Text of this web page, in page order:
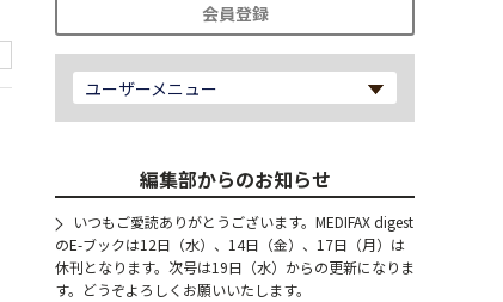
会員登録
ユーザーメニュー
編集部からのお知らせ
いつもご愛読ありがとうございます。MEDIFAX digest
のE-ブックは12日（水）、14日（金）、17日（月）は
休刊となります。次号は19日（水）からの更新になりま
す。どうぞよろしくお願いいたします。